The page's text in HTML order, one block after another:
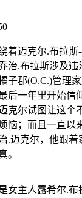
着迈克尔.布拉
治.布拉斯涉及
子郡(O.C.)管理
后一年里开始信
克尔试图让这个
恼；而且一直以
.迈克尔，他跟
。
女主人露希尔.布